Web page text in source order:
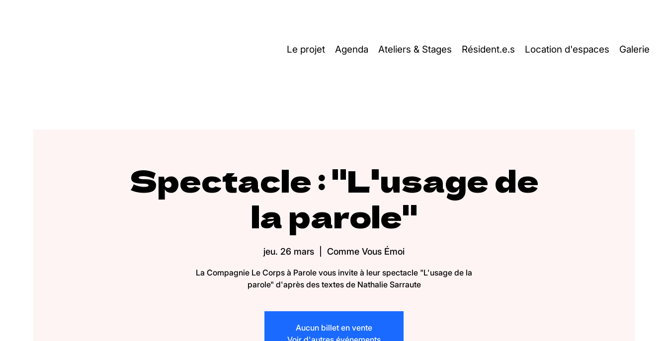
Le projet Agenda Ateliers & Stages Résident.e.s Location d'espaces Galerie
Spectacle : "L'usage de
la parole"
jeu. 26 mars Comme Vous Émoi
La Compagnie Le Corps à Parole vous invite à leur spectacle "L'usage de la
parole" d'après des textes de Nathalie Sarraute
Aucun billet en vente